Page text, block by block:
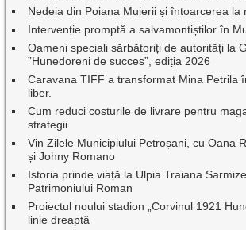
Nedeia din Poiana Muierii și întoarcerea la
Intervenție promptă a salvamontiștilor în
Oameni speciali sărbătoriți de autorități la
”Hunedoreni de succes”, ediția 2026
Caravana TIFF a transformat Mina Petrila
liber.
Cum reduci costurile de livrare pentru
strategii
Vin Zilele Municipiului Petroșani, cu Oana
și Johny Romano
Istoria prinde viață la Ulpia Traiana
Patrimoniului Roman
Proiectul noului stadion „Corvinul 1921
linie dreaptă